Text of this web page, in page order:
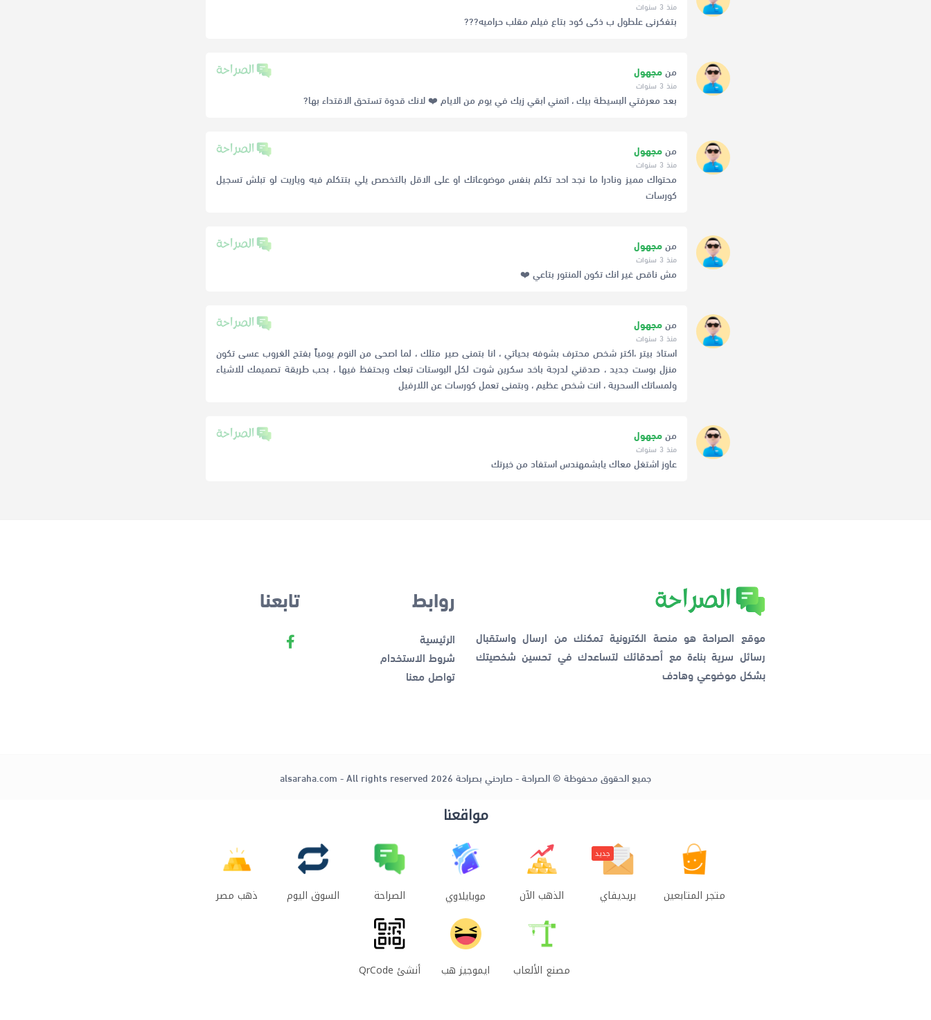
منذ 3 سنوات
بتفكرنى علطول ب ذكى كود بتاع فيلم مقلب حراميه???
من مجهول
منذ 3 سنوات
بعد معرفتي البسيطة بيك ، اتمني ابقي زيك في يوم من الايام ❤️ لانك قدوة تستحق الاقتداء بها?
من مجهول
منذ 3 سنوات
محتواك مميز ونادرا ما نجد احد تكلم بنفس موضوعاتك او على الاقل بالتخصص يلي بتتكلم فيه وياريت لو تبلش تسجيل
كورسات
من مجهول
منذ 3 سنوات
مش ناقص غير انك تكون المنتور بتاعي ❤️
من مجهول
منذ 3 سنوات
استاذ بيتر ،اكتر شخص محترف بشوفه بحياتي ، انا بتمنى صير متلك ، لما اصحى من النوم يومياً بفتح الغروب عسى تكون
منزل بوست جديد ، صدقني لدرجة باخد سكرين شوت لكل البوستات تبعك وبحتفظ فيها ، بحب طريقة تصميمك للاشياء
ولمساتك السحرية ، انت شخص عظيم ، وبتمنى تعمل كورسات عن اللارفيل
من مجهول
منذ 3 سنوات
عاوز اشتغل معاك يابشمهندس استفاد من خبرتك
موقع الصراحة هو منصة الكترونية تمكنك من ارسال واستقبال
رسائل سرية بناءة مع أصدقائك لتساعدك في تحسين شخصيتك
بشكل موضوعي وهادف
روابط
الرئيسية
شروط الاستخدام
تواصل معنا
تابعنا
جميع الحقوق محفوظة © الصراحة - صارحني بصراحة 2026 alsaraha.com - All rights reserved